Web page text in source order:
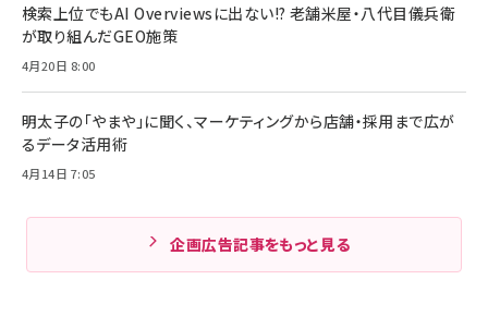
検索上位でもAI Overviewsに出ない!? 老舗米屋・八代目儀兵衛
が取り組んだGEO施策
4月20日 8:00
明太子の「やまや」に聞く、マーケティングから店舗・採用まで広が
るデータ活用術
4月14日 7:05
企画広告記事をもっと見る